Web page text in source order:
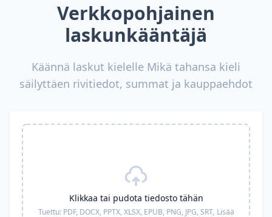
Verkkopohjainen
laskunkääntäjä
Käännä laskut kielelle Mikä tahansa kieli
säilyttäen rivitiedot, summat ja kauppaehdot
Klikkaa tai pudota tiedosto tähän
Tuettu: PDF, DOCX, PPTX, XLSX, EPUB, PNG, JPG, SRT, Lisää